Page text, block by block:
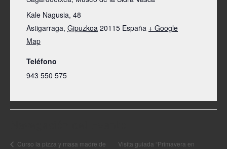
Kale Nagusia, 48
Astigarraga, Gipuzkoa 20115 España + Google
Map
Teléfono
943 550 575
Curso la pizza y masa madre de
Visita guiada “Primavera en